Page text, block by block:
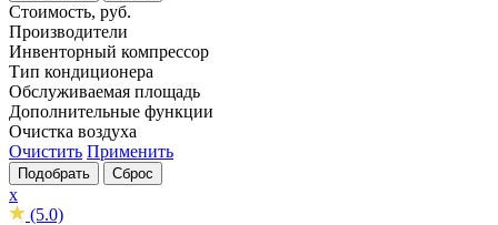
Стоимость, руб.
Производители
Инвенторный компрессор
Тип кондиционера
Обслуживаемая площадь
Дополнительные функции
Очистка воздуха
Очистить Применить
Подобрать Сброс
x
(5.0)